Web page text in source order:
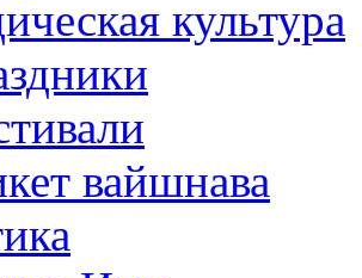
культура
вайшнава